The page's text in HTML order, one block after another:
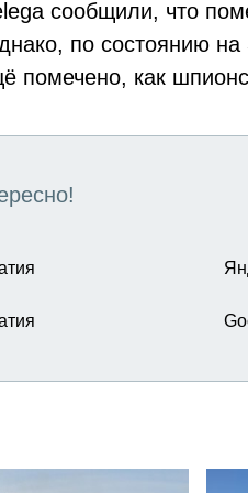
сообщили, что
по состоянию на
помечено, как